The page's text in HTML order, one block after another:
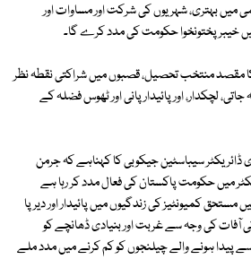
میں بہتری، شہریوں کی شرکت اور مساوات اور
خیبر پختونخوا حکومت کی مدد کرے گا۔
منتخب تحصیل، قصبوں میں شراکتی نقطہ نظر
لچکدار، اور پائیدار پانی اور ٹھوس فضلہ کے
ڈائریکٹر سیباسٹین جیکوبی کا کہناہے کہ جرمن
میں حکومت پاکستان کی فعال مدد کر رہا ہے
کمیونٹیز کی زندگیوں میں پائیدار اور دیرپا
آفات کی وجہ سے غربت اور بنیادی ڈھانچے کو
پیدا ہونے والے چیلنجوں کو کم کرنے میں مدد ملے